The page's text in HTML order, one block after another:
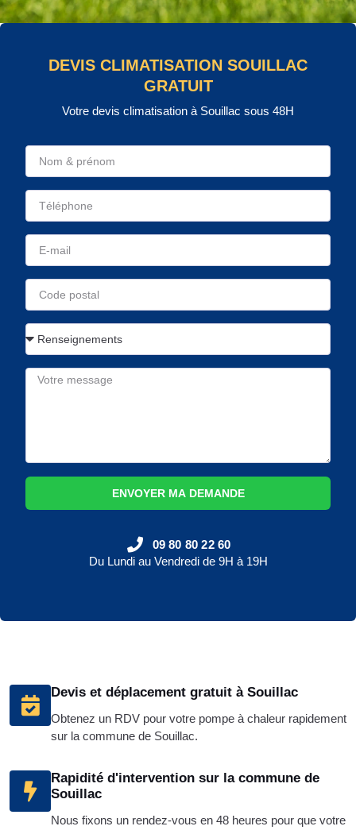
Devis et déplacement gratuit à Souillac
Obtenez un RDV pour votre pompe à chaleur rapidement
sur la commune de Souillac.
Rapidité d'intervention sur la commune de
Souillac
Nous fixons un rendez-vous en 48 heures pour que votre
DEVIS CLIMATISATION SOUILLAC
GRATUIT
Votre devis climatisation à Souillac sous 48H
ENVOYER MA DEMANDE
09 80 80 22 60
Du Lundi au Vendredi de 9H à 19H